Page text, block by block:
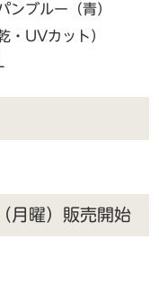
ブルー（青）
・UVカット）
月曜）販売開始